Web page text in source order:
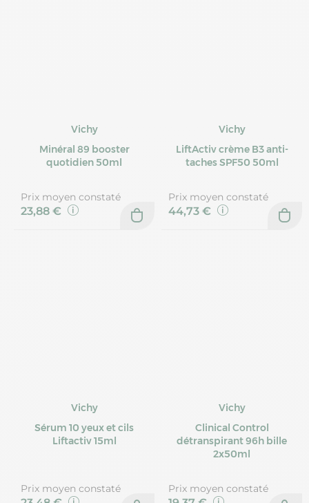
Vichy
Minéral 89 booster
quotidien 50ml
Prix moyen constaté
23,88 €
Vichy
LiftActiv crème B3 anti-
taches SPF50 50ml
Prix moyen constaté
44,73 €
Vichy
Sérum 10 yeux et cils
Liftactiv 15ml
Prix moyen constaté
Vichy
Clinical Control
détranspirant 96h bille
2x50ml
Prix moyen constaté